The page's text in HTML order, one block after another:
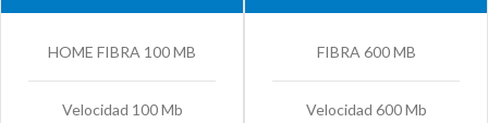
HOME FIBRA 100 MB
Velocidad 100 Mb
FIBRA 600 MB
Velocidad 600 Mb